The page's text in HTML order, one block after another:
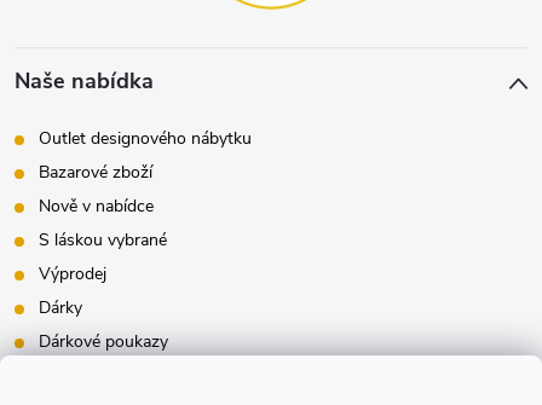
Naše nabídka
Outlet designového nábytku
Bazarové zboží
Nově v nabídce
S láskou vybrané
Výprodej
Dárky
Dárkové poukazy